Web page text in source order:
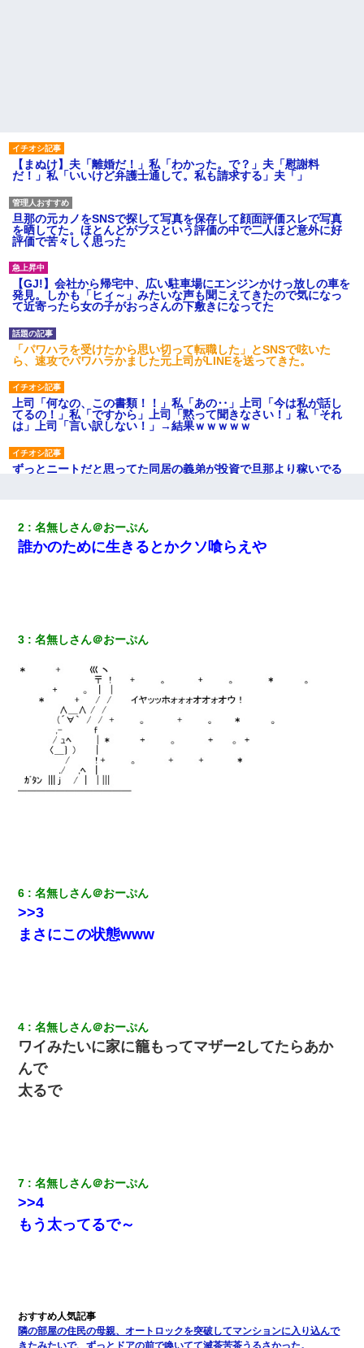
【まぬけ】夫「離婚だ！」私「わかった。で？」夫「慰謝料
だ！」私「いいけど弁護士通して。私も請求する」夫「」
旦那の元カノをSNSで探して写真を保存して顔面評価スレで写真
を晒してた。ほとんどがブスという評価の中で二人ほど意外に好
評価で苦々しく思った
【GJ!】会社から帰宅中、広い駐車場にエンジンかけっ放しの車を
発見。しかも「ヒィ～」みたいな声も聞こえてきたので気になっ
て近寄ったら女の子がおっさんの下敷きになってた
「パワハラを受けたから思い切って転職した」とSNSで呟いた
ら、速攻でパワハラかました元上司がLINEを送ってきた。
上司「何なの、この書類！！」私「あの‥」上司「今は私が話し
てるの！」私「ですから」上司「黙って聞きなさい！」私「それ
は」上司「言い訳しない！」→結果ｗｗｗｗｗ
ずっとニートだと思ってた同居の義弟が投資で旦那より稼いでる
彼女にプロポーズしてOK貰った俺、告げられた結婚条件にブチ切
れて無事婚約破棄・・・
17年飼っていた犬が亡くなった。鼻水垂らし嗚咽する私に、猫が
童貞俺、宅飲みした女友達2人を家に泊めた結果ｗｗｗｗｗｗ
【ワロタ】姉から「肉食系14才、乳丸出し、毛はうっすら生えか
け」というタイトルで画像が送られてきた
高1のとき男に襲われ、不妊の叔母に頼まれて出産。→叔母夫婦が
中途採用のAが部長から呼び出された。Aはヘラヘラと部屋に入っ
ていき、1時間後に号泣しながら出てきて…
朝起きたら嫁がいなかった。俺（嫁も嫁実家も電話に出ない…不
安だ）→ 仕事を早退して帰宅すると、嫁と嫁両親と知らない男が
２人・・・
ナンパにほいほい付いていった私、地獄に落ちる
【画像】女上司(30)「終電なくなったね…部屋くる？」ワイ「行
きます！」
【衝撃】ある工場に配属すると、女の人がみんな退職してしま
2 名無しさん＠おーぷん
誰かのために生きるとかクソ喰らえや
3 名無しさん＠おーぷん
6 名無しさん＠おーぷん
>>3
まさにこの状態www
4 名無しさん＠おーぷん
ワイみたいに家に籠もってマザー2してたらあか
んで
太るで
7 名無しさん＠おーぷん
>>4
もう太ってるで～
隣の部屋の住民の母親、オートロックを突破してマンションに入り込んで
きたみたいで、ずっとドアの前で喚いてて滅茶苦茶うるさかった。